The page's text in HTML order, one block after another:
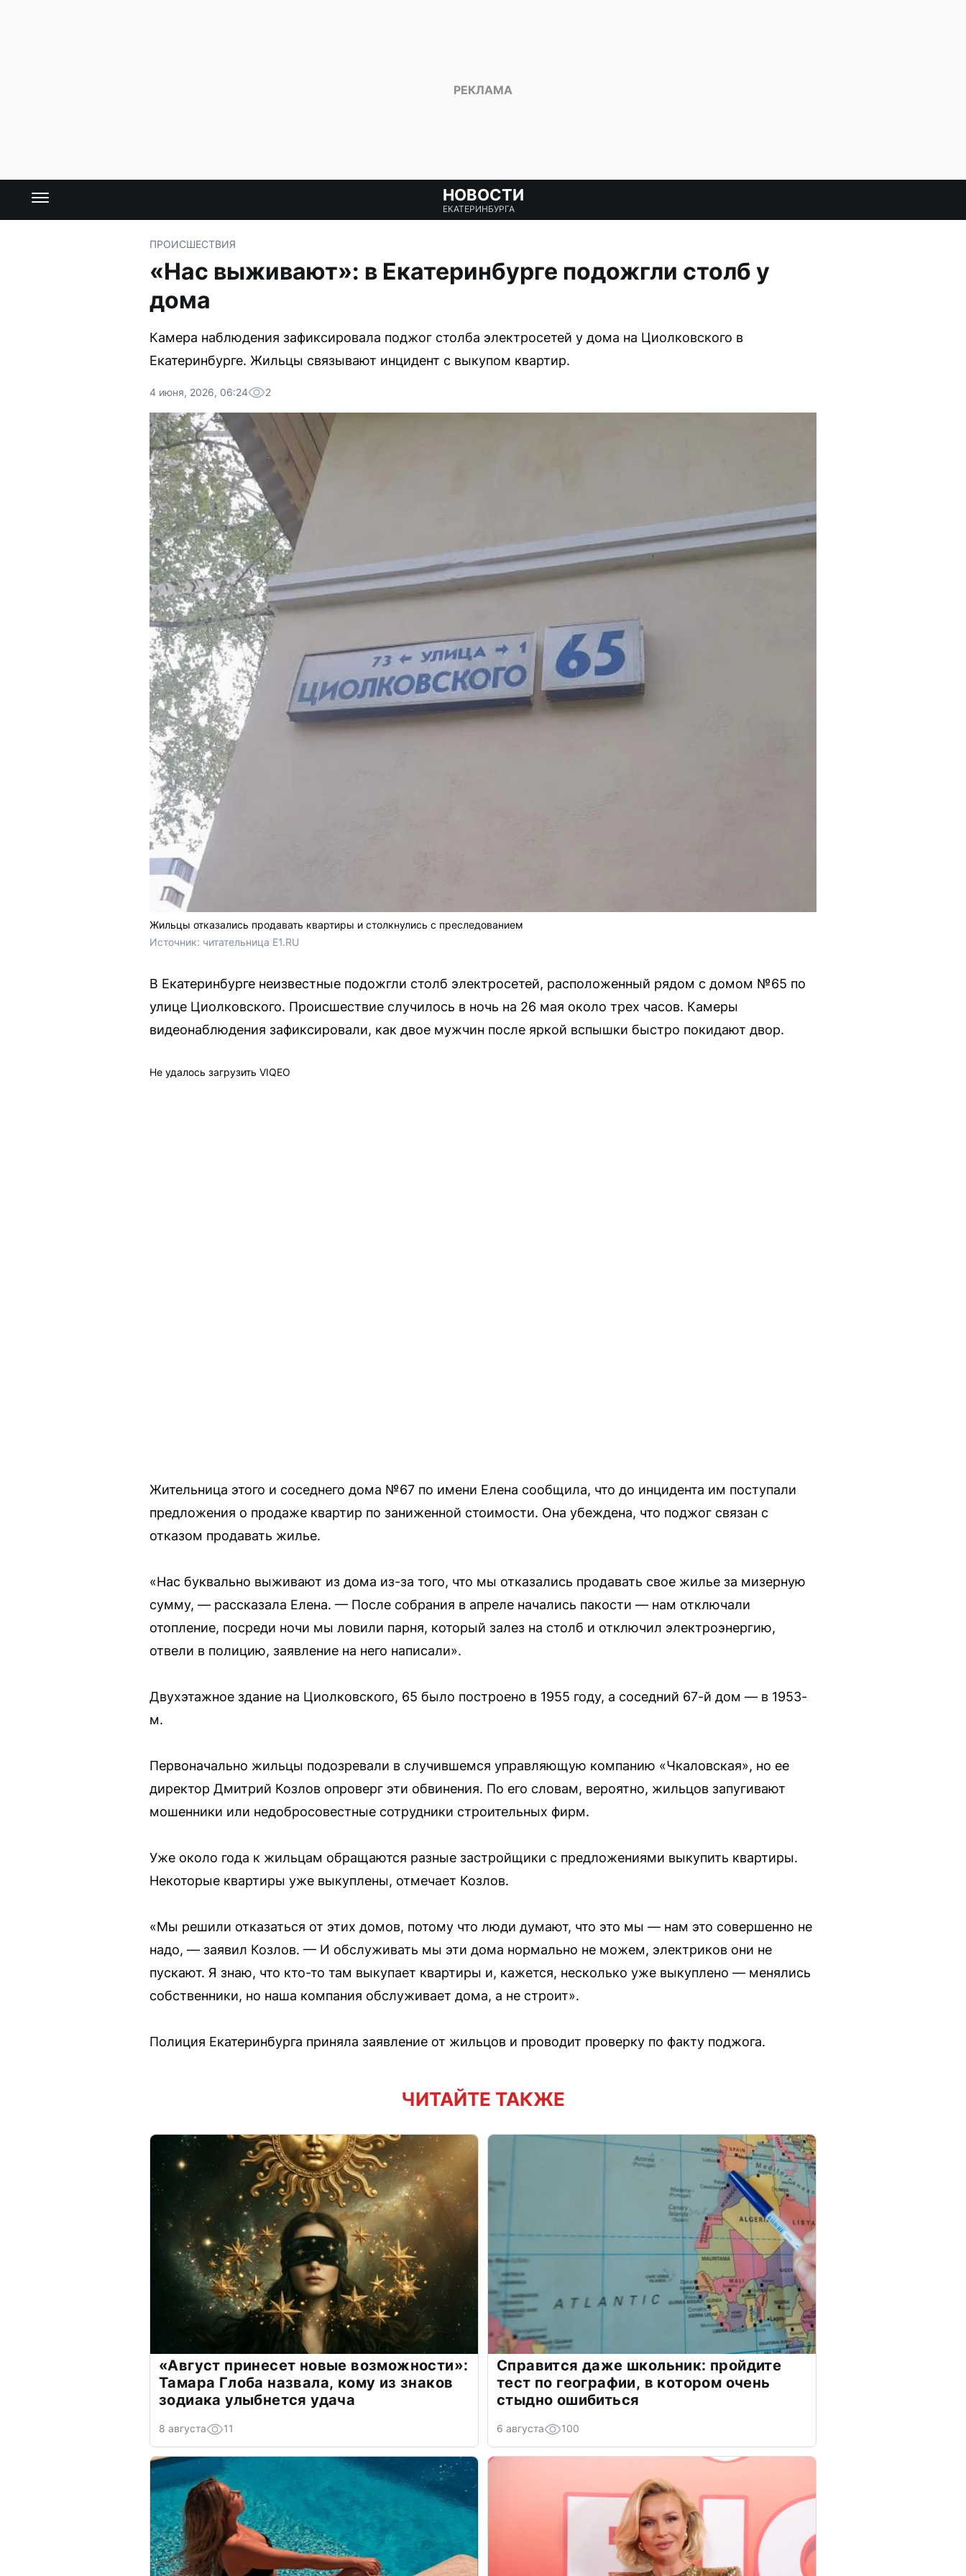
НОВОСТИ
ЕКАТЕРИНБУРГА
ПРОИСШЕСТВИЯ
«Нас выживают»: в Екатеринбурге подожгли столб у
дома
Камера наблюдения зафиксировала поджог столба электросетей у дома на Циолковского в
Екатеринбурге. Жильцы связывают инцидент с выкупом квартир.
4 июня, 2026, 06:24 2
Жильцы отказались продавать квартиры и столкнулись с преследованием
Источник: читательница E1.RU
В Екатеринбурге неизвестные подожгли столб электросетей, расположенный рядом с домом №65 по
улице Циолковского. Происшествие случилось в ночь на 26 мая около трех часов. Камеры
видеонаблюдения зафиксировали, как двое мужчин после яркой вспышки быстро покидают двор.
Не удалось загрузить VIQEO
Жительница этого и соседнего дома №67 по имени Елена сообщила, что до инцидента им поступали
предложения о продаже квартир по заниженной стоимости. Она убеждена, что поджог связан с
отказом продавать жилье.
«Нас буквально выживают из дома из-за того, что мы отказались продавать свое жилье за мизерную
сумму, — рассказала Елена. — После собрания в апреле начались пакости — нам отключали
отопление, посреди ночи мы ловили парня, который залез на столб и отключил электроэнергию,
отвели в полицию, заявление на него написали».
Двухэтажное здание на Циолковского, 65 было построено в 1955 году, а соседний 67-й дом — в 1953-
м.
Первоначально жильцы подозревали в случившемся управляющую компанию «Чкаловская», но ее
директор Дмитрий Козлов опроверг эти обвинения. По его словам, вероятно, жильцов запугивают
мошенники или недобросовестные сотрудники строительных фирм.
Уже около года к жильцам обращаются разные застройщики с предложениями выкупить квартиры.
Некоторые квартиры уже выкуплены, отмечает Козлов.
«Мы решили отказаться от этих домов, потому что люди думают, что это мы — нам это совершенно не
надо, — заявил Козлов. — И обслуживать мы эти дома нормально не можем, электриков они не
пускают. Я знаю, что кто-то там выкупает квартиры и, кажется, несколько уже выкуплено — менялись
собственники, но наша компания обслуживает дома, а не строит».
Полиция Екатеринбурга приняла заявление от жильцов и проводит проверку по факту поджога.
ЧИТАЙТЕ ТАКЖЕ
«Август принесет новые возможности»:
Тамара Глоба назвала, кому из знаков
зодиака улыбнется удача
8 августа 11
Справится даже школьник: пройдите
тест по географии, в котором очень
стыдно ошибиться
6 августа 100